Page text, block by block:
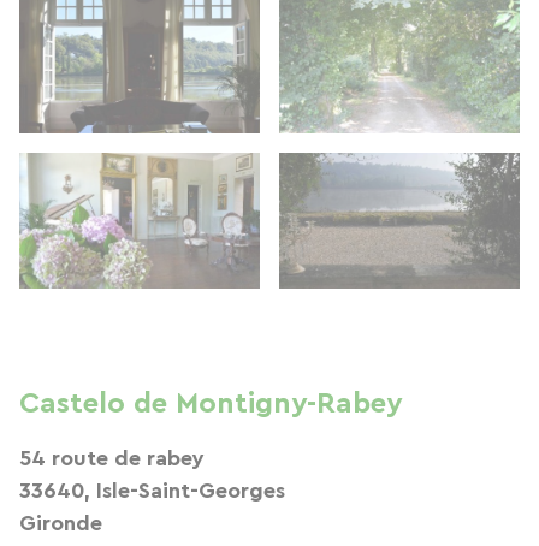
Castelo de Montigny-Rabey
54 route de rabey
33640, Isle-Saint-Georges
Gironde